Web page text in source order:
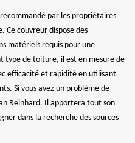
par les propriétaires
Ce couvreur dispose des
matériels requis pour une
type de toiture, il est en mesure de
efficacité et rapidité en utilisant
Si vous avez un problème de
Reinhard. Il apportera tout son
dans la recherche des sources